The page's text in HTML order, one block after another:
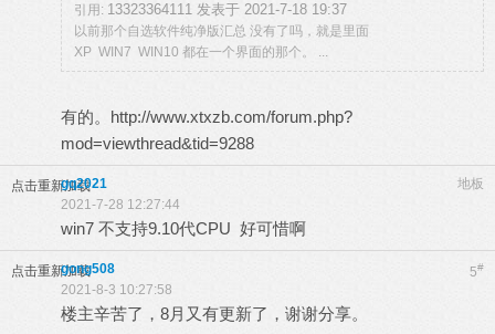
引用: 13323364111 发表于 2021-7-18 19:37
以前那个自选软件纯净版汇总 没有了吗，就是里面
XP WIN7 WIN10 都在一个界面的那个。 ...
有的。 http://www.xtxzb.com/forum.php?
mod=viewthread&tid=9288
点击重新加载 地板
gq2021
2021-7-28 12:27:44
win7 不支持9.10代CPU 好可惜啊
点击重新加载 5#
gong508
2021-8-3 10:27:58
楼主辛苦了，8月又有更新了，谢谢分享。